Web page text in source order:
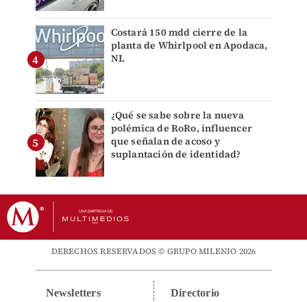
Costará 150 mdd cierre de la
planta de Whirlpool en Apodaca,
NL
¿Qué se sabe sobre la nueva
polémica de RoRo, influencer
que señalan de acoso y
suplantación de identidad?
DERECHOS RESERVADOS © GRUPO MILENIO 2026
Newsletters Directorio